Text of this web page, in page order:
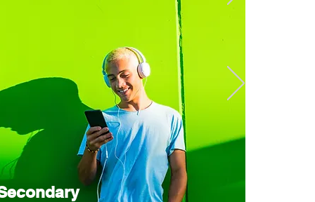
Secondary
Grade 6-12
A program to develop technology
competencies and English fluency
to uplift and